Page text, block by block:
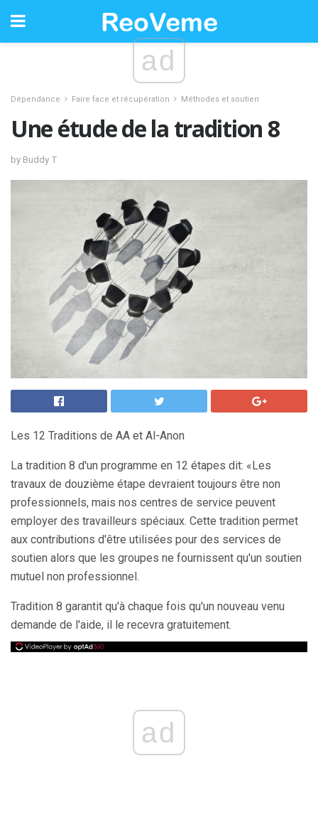
ad
Dépendance Faire face et récupération Méthodes et soutien
Une étude de la tradition 8
by Buddy T
Les 12 Traditions de AA et Al-Anon
La tradition 8 d'un programme en 12 étapes dit: «Les
travaux de douzième étape devraient toujours être non
professionnels, mais nos centres de service peuvent
employer des travailleurs spéciaux. Cette tradition permet
aux contributions d'être utilisées pour des services de
soutien alors que les groupes ne fournissent qu'un soutien
mutuel non professionnel.
Tradition 8 garantit qu'à chaque fois qu'un nouveau venu
demande de l'aide, il le recevra gratuitement.
ad